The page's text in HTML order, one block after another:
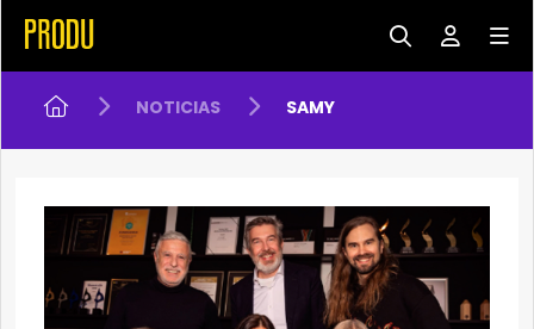
NOTICIAS SAMY